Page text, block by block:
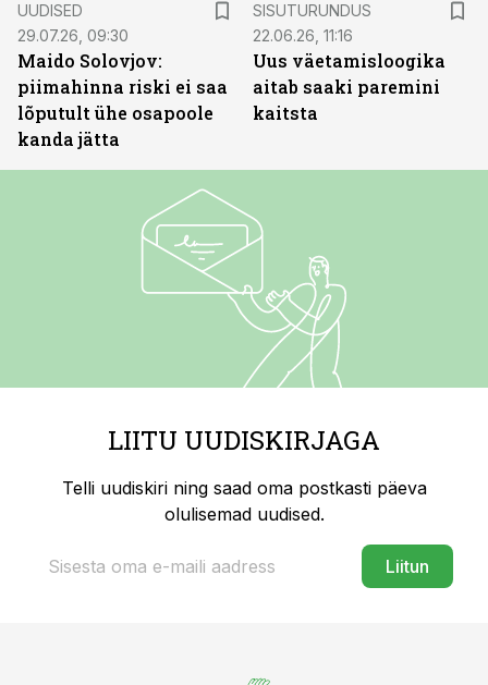
UUDISED
29.07.26, 09:30
Maido Solovjov:
piimahinna riski ei saa
lõputult ühe osapoole
kanda jätta
SISUTURUNDUS
22.06.26, 11:16
Uus väetamisloogika
aitab saaki paremini
kaitsta
LIITU UUDISKIRJAGA
Telli uudiskiri ning saad oma postkasti päeva
olulisemad uudised.
Liitun